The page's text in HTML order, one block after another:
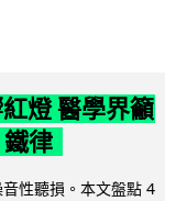
燈 醫學界籲
律
性聽損。本文盤點 4